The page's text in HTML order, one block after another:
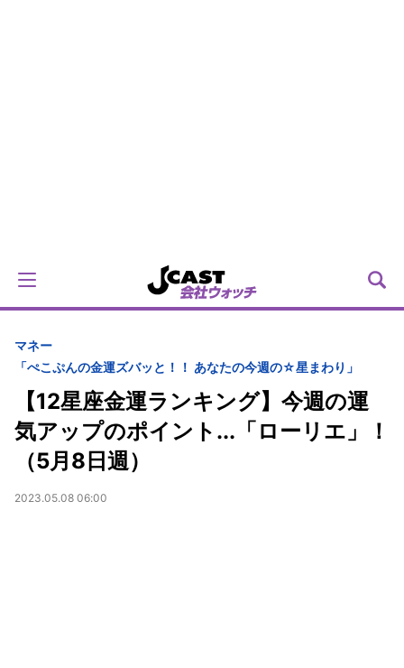
マネー
「ぺこぷんの金運ズバッと！！ あなたの今週の☆星まわり」
【12星座金運ランキング】今週の運
気アップのポイント...「ローリエ」！
（5月8日週）
2023.05.08 06:00